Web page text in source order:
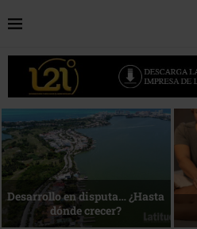
Bottega, un viaje servido a la
mesa